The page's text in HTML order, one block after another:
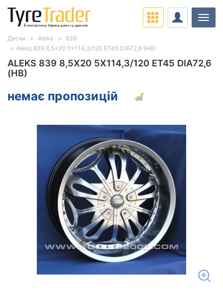
ALEKS 839 8,5X20 5X114,3/120 ET45 DIA72,6
(HB)
немає пропозицій
Диски Aleks
839
Aleks 839 8,5x20 5x114,3/120 ET45 DIA72,6 (HB)